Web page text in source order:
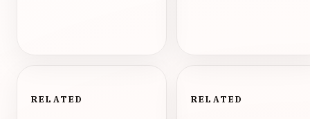
RELATED RELATED